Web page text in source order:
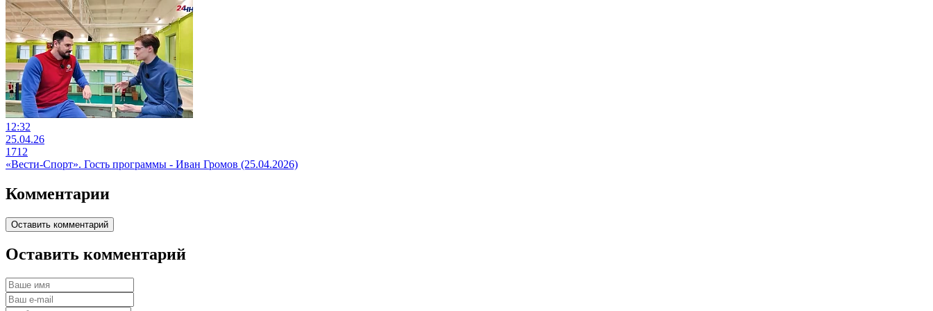
12:32
25.04.26
1712
«Вести-Спорт». Гость программы - Иван Громов (25.04.2026)
Комментарии
Оставить комментарий
Оставить комментарий